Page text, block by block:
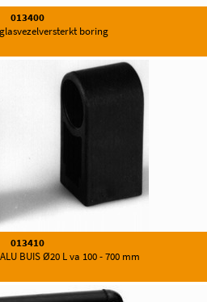
013400
boring
013410
BUIS Ø20 L va 100 - 700 mm